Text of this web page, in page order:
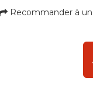
Recommander à